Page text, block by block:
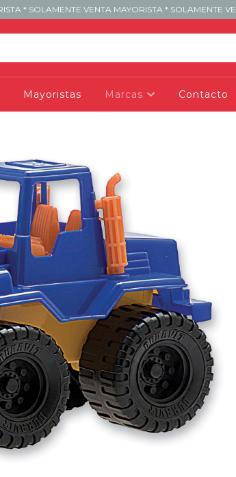
* SOLAMENTE VENTA MAYORISTA * SOLAMENTE
Mayoristas Marcas Contacto